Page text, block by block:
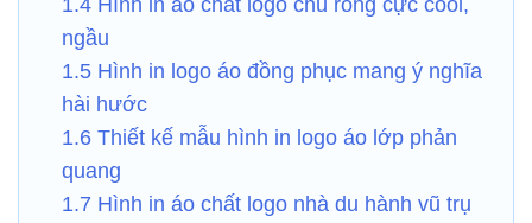
ngầu
1.5 Hình in logo áo đồng phục mang ý nghĩa
hài hước
1.6 Thiết kế mẫu hình in logo áo lớp phản
quang
1.7 Hình in áo chất logo nhà du hành vũ trụ